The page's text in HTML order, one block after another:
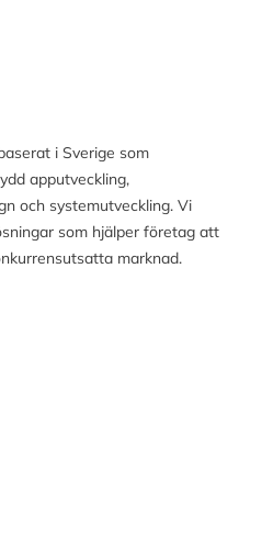
i Sverige som
apputveckling,
och systemutveckling. Vi
som hjälper företag att
marknad.